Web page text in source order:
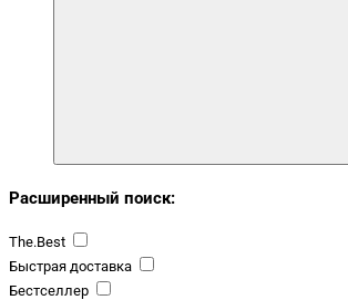
Расширенный поиск:
The.Best
Быстрая доставка
Бестселлер